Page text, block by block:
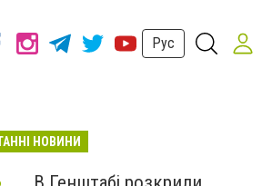
Рус
НОВИНИ